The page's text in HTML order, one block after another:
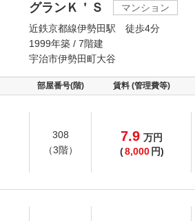
グランＫ＇Ｓ
マンション
近鉄京都線伊勢田駅 徒歩4分
1999年築 / 7階建
宇治市伊勢田町大谷
部屋番号(階) 賃料 (管理費等)
308
（3階）
7.9 万円
(8,000 円)